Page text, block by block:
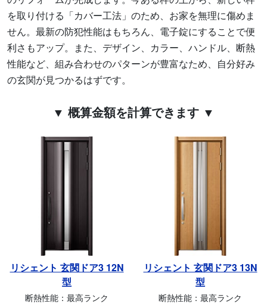
を取り付ける「カバー工法」のため、お家を無理に傷めま
せん。最新の防犯性能はもちろん、電子錠にすることで便
利さもアップ。また、デザイン、カラー、ハンドル、断熱
性能など、組み合わせのパターンが豊富なため、自分好み
の玄関が見つかるはずです。
▼ 概算金額を計算できます ▼
リシェント 玄関ドア3 12N
型
断熱性能：最高ランク
リシェント 玄関ドア3 13N
型
断熱性能：最高ランク